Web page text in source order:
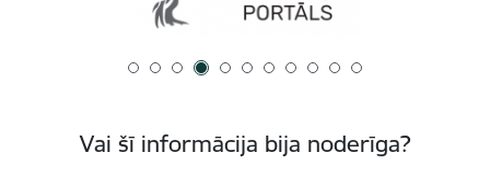
Vai šī informācija bija noderīga?